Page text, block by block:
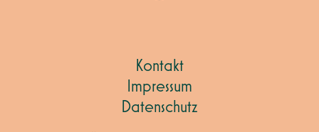
Kontakt
Impressum
Datenschutz